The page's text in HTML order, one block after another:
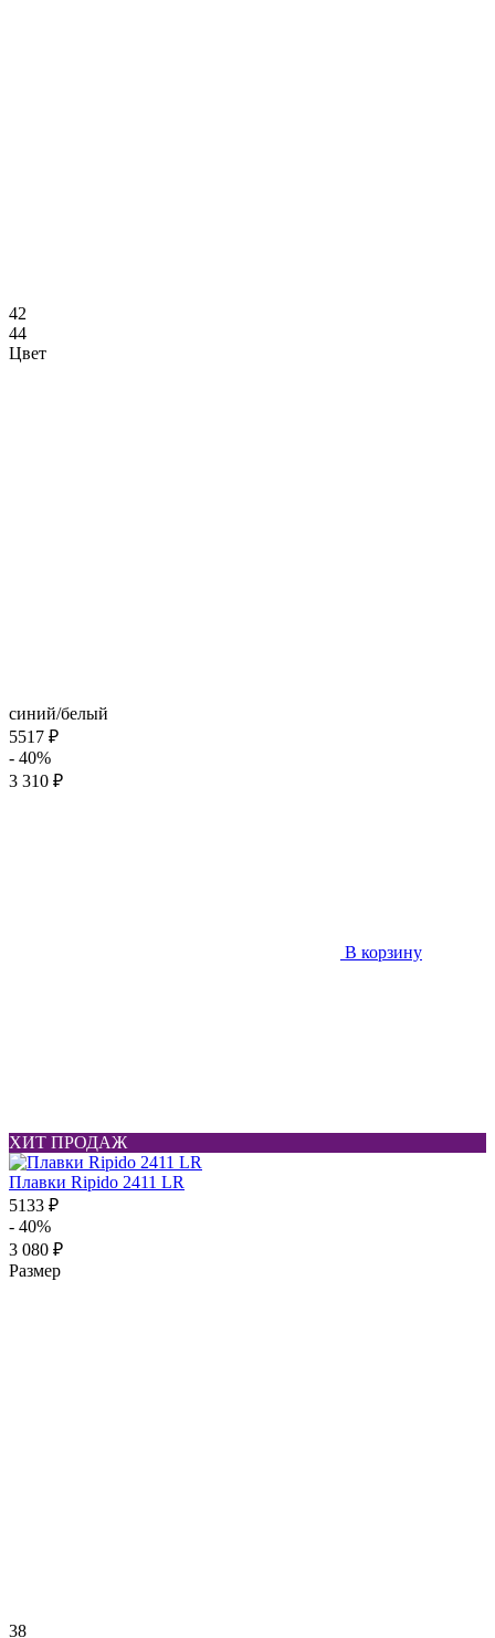
42
44
Цвет
синий/белый
5517 ₽
- 40%
3 310 ₽
В корзину
ХИТ ПРОДАЖ
Плавки Ripido 2411 LR
5133 ₽
- 40%
3 080 ₽
Размер
38